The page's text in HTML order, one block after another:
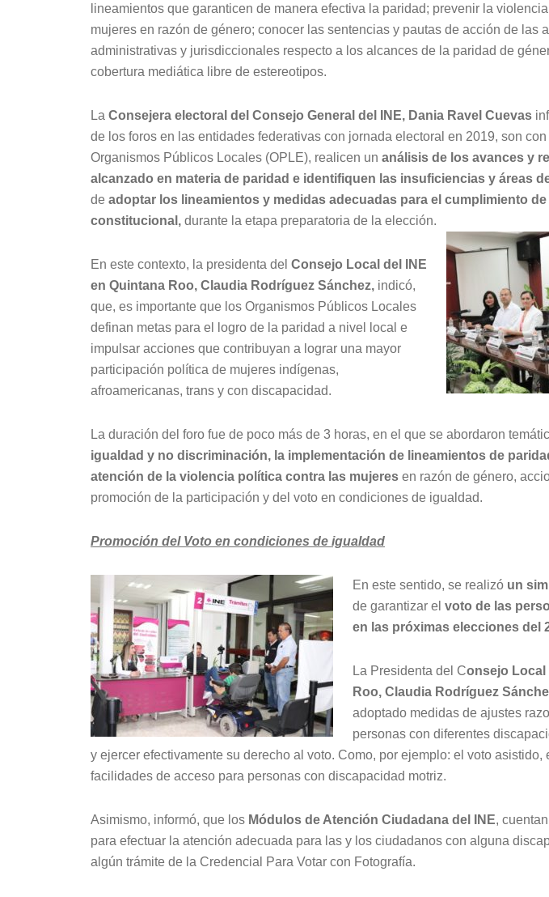
lineamientos que garanticen de manera efectiva la paridad; prevenir la
mujeres en razón de género; conocer las sentencias y pautas de acción de las
administrativas y jurisdiccionales respecto a los alcances de la paridad de
cobertura mediática libre de estereotipos.
La Consejera electoral del Consejo General del INE, Dania Ravel Cuevas
de los foros en las entidades federativas con jornada electoral en 2019, son
Organismos Públicos Locales (OPLE), realicen un análisis de los avances y
alcanzado en materia de paridad e identifiquen las insuficiencias y áreas
de adoptar los lineamientos y medidas adecuadas para el cumplimiento
constitucional, durante la etapa preparatoria de la elección.
En este contexto, la presidenta del Consejo Local del INE
en Quintana Roo, Claudia Rodríguez Sánchez, indicó,
que, es importante que los Organismos Públicos Locales
definan metas para el logro de la paridad a nivel local e
impulsar acciones que contribuyan a lograr una mayor
participación política de mujeres indígenas,
afroamericanas, trans y con discapacidad.
La duración del foro fue de poco más de 3 horas, en el que se abordaron
igualdad y no discriminación, la implementación de lineamientos de
atención de la violencia política contra las mujeres en razón de género,
promoción de la participación y del voto en condiciones de igualdad.
Promoción del Voto en condiciones de igualdad
En este sentido, se realizó un
de garantizar el voto de las
en las próximas elecciones del
La Presidenta del Consejo Local
Roo, Claudia Rodríguez
adoptado medidas de ajustes
personas con diferentes
y ejercer efectivamente su derecho al voto. Como, por ejemplo: el voto asistido,
facilidades de acceso para personas con discapacidad motriz.
Asimismo, informó, que los Módulos de Atención Ciudadana del INE,
para efectuar la atención adecuada para las y los ciudadanos con alguna
algún trámite de la Credencial Para Votar con Fotografía.